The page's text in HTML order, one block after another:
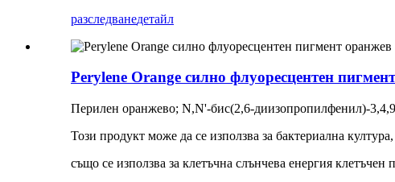
разследванедетайл
Perylene Orange силно флуоресцентен
Перилен оранжево; N,N'-бис(2,6-диизопропилфенил)-
Този продукт може да се използва за бактериална
също се използва за клетъчна слънчева енергия клетъчен